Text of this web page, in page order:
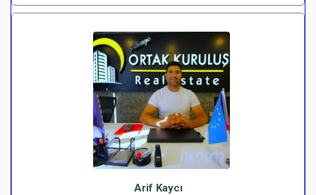
Arif Kaycı